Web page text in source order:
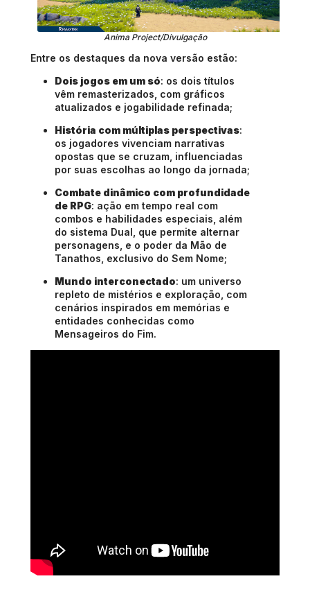
Anima Project/Divulgação
Entre os destaques da nova versão estão:
Dois jogos em um só: os dois títulos
vêm remasterizados, com gráficos
atualizados e jogabilidade refinada;
História com múltiplas perspectivas:
os jogadores vivenciam narrativas
opostas que se cruzam, influenciadas
por suas escolhas ao longo da jornada;
Combate dinâmico com profundidade
de RPG: ação em tempo real com
combos e habilidades especiais, além
do sistema Dual, que permite alternar
personagens, e o poder da Mão de
Tanathos, exclusivo do Sem Nome;
Mundo interconectado: um universo
repleto de mistérios e exploração, com
cenários inspirados em memórias e
entidades conhecidas como
Mensageiros do Fim.